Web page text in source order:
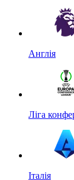
Англія
Ліга
Італія